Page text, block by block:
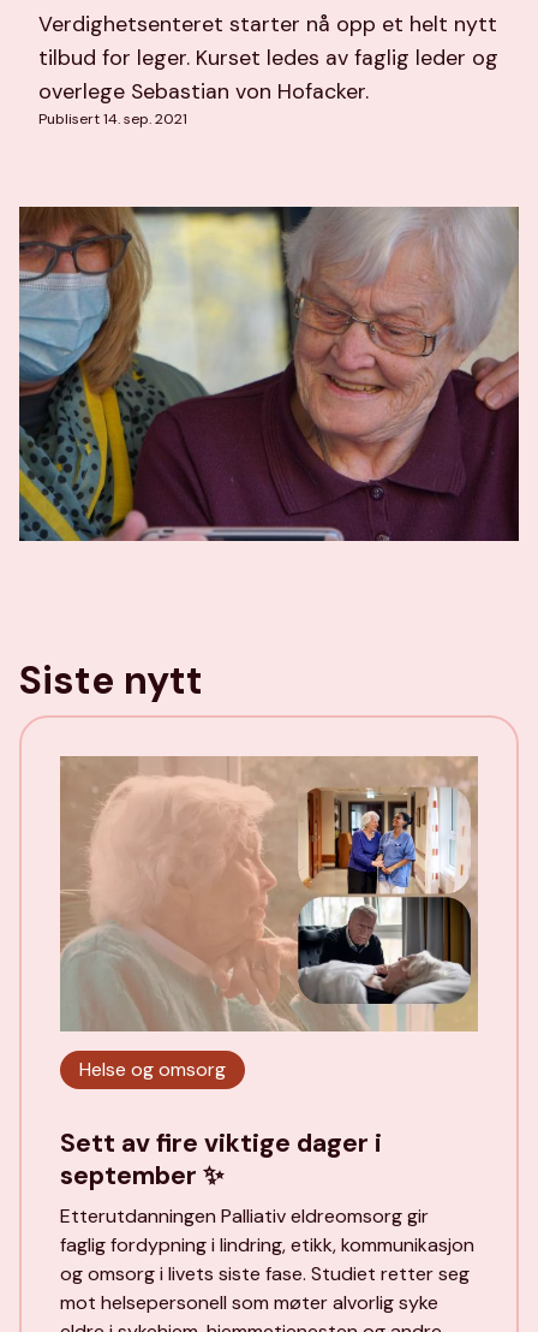
Verdighetsenteret starter nå opp et helt nytt
tilbud for leger. Kurset ledes av faglig leder og
overlege Sebastian von Hofacker.
Publisert 14. sep. 2021
Siste nytt
Helse og omsorg
Sett av fire viktige dager i
september ✨
Etterutdanningen Palliativ eldreomsorg gir
faglig fordypning i lindring, etikk, kommunikasjon
og omsorg i livets siste fase. Studiet retter seg
mot helsepersonell som møter alvorlig syke